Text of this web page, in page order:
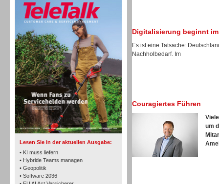
Lesen Sie in der aktuellen Ausgabe:
• KI muss liefern
• Hybride Teams managen
• Geopolitik
• Software 2036
TK- und ACD-Systeme
Workforce-Management
Digitalisierung beginnt
Es ist eine Tatsache:
Nachholbedarf. Im
Couragiertes Führen
um